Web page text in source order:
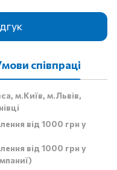
співпраці
м.Київ, м.Львів,
від 1000 грн у
від 1000 грн у